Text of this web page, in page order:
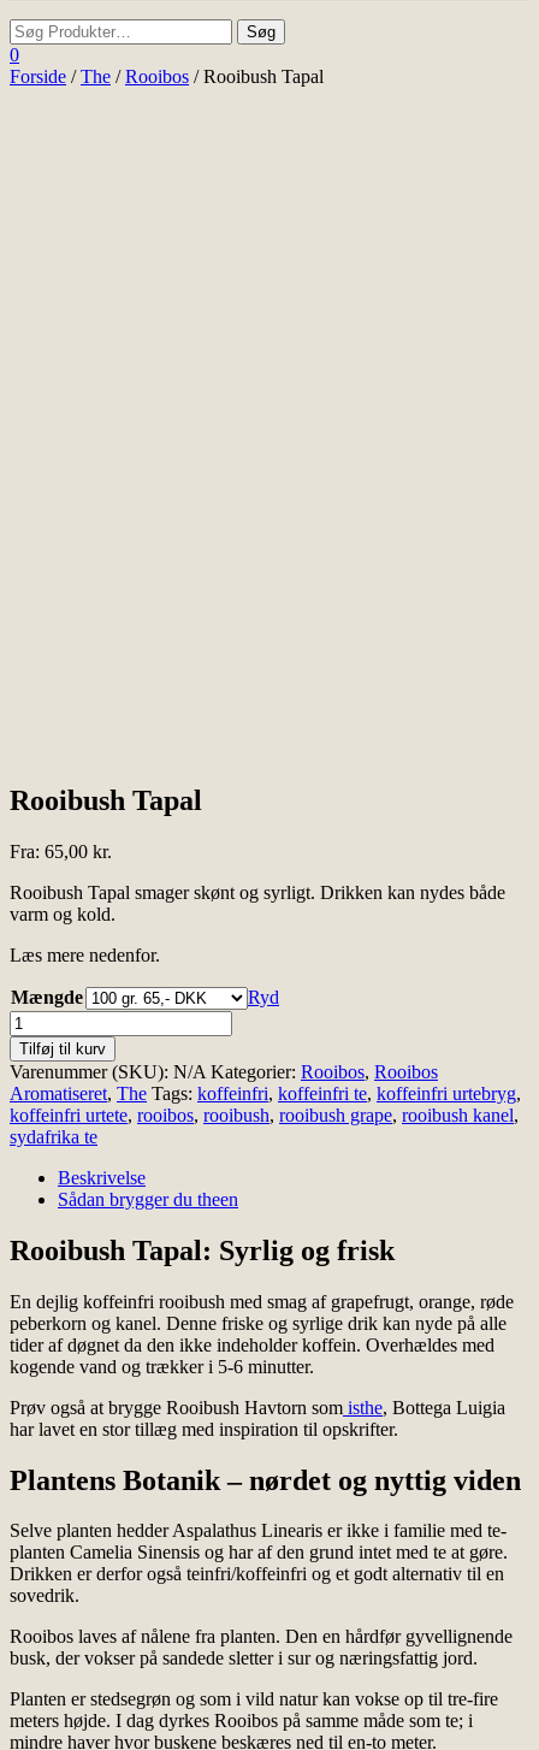
0
Forside /The /Rooibos / Rooibush Tapal
Rooibush Tapal
Fra: 65,00 kr.
Rooibush Tapal smager skønt og syrligt. Drikken kan nydes både
varm og kold.
Læs mere nedenfor.
Mængde
Ryd
Rooibush
Tapal
antal
Tilføj til kurv
Varenummer (SKU): N/A Kategorier: Rooibos, Rooibos
Aromatiseret, The Tags: koffeinfri, koffeinfri te, koffeinfri urtebryg,
koffeinfri urtete, rooibos, rooibush, rooibush grape, rooibush kanel,
sydafrika te
Beskrivelse
Sådan brygger du theen
Rooibush Tapal: Syrlig og frisk
En dejlig koffeinfri rooibush med smag af grapefrugt, orange, røde
peberkorn og kanel. Denne friske og syrlige drik kan nyde på alle
tider af døgnet da den ikke indeholder koffein. Overhældes med
kogende vand og trækker i 5-6 minutter.
Prøv også at brygge Rooibush Havtorn som isthe, Bottega Luigia
har lavet en stor tillæg med inspiration til opskrifter.
Plantens Botanik – nørdet og nyttig viden
Selve planten hedder Aspalathus Linearis er ikke i familie med te-
planten Camelia Sinensis og har af den grund intet med te at gøre.
Drikken er derfor også teinfri/koffeinfri og et godt alternativ til en
sovedrik.
Rooibos laves af nålene fra planten. Den en hårdfør gyvellignende
busk, der vokser på sandede sletter i sur og næringsfattig jord.
Planten er stedsegrøn og som i vild natur kan vokse op til tre-fire
meters højde. I dag dyrkes Rooibos på samme måde som te; i
mindre haver hvor buskene beskæres ned til en-to meter.